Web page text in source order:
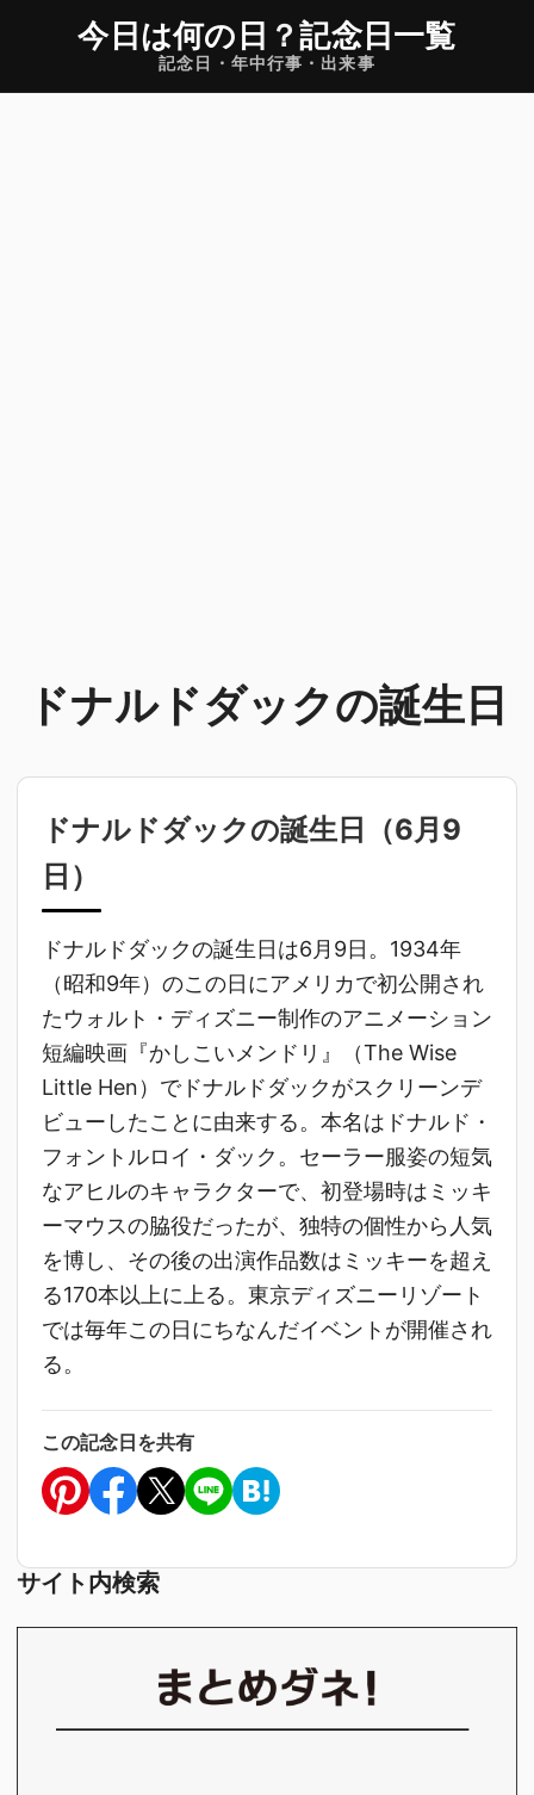
今日は何の日 ？記念日一覧
記念日・年中行事・出来事
ドナルドダックの誕生日
ドナルドダックの誕生日（6月9
日 ）
ドナルドダックの誕生日は6月9日。1934年
（昭和9年）のこの日にアメリカで初公開され
たウォルト・ディズニー制作のアニメーション
短編映画『かしこいメンドリ』（The Wise
Little Hen）でドナルドダックがスクリーンデ
ビューしたことに由来する。本名はドナルド・
フォントルロイ・ダック。セーラー服姿の短気
なアヒルのキャラクターで、初登場時はミッキ
ーマウスの脇役だったが、独特の個性から人気
を博し、その後の出演作品数はミッキーを超え
る170本以上に上る。東京ディズニーリゾート
では毎年この日にちなんだイベントが開催され
る。
この記念日を共有
サイト内検索